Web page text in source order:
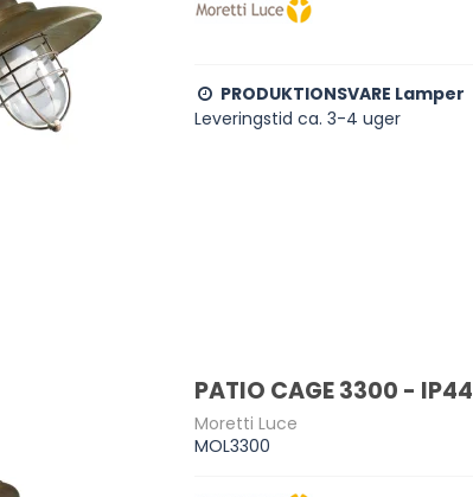
PRODUKTIONSVARE Lamper
Leveringstid ca. 3-4 uger
PATIO CAGE 3300 - IP44
Moretti Luce
MOL3300